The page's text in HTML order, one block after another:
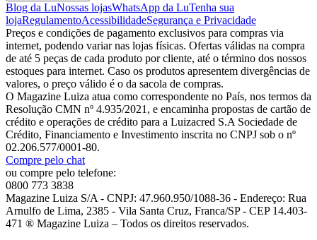
Blog da LuNossas lojasWhatsApp da LuTenha sua
lojaRegulamentoAcessibilidadeSegurança e Privacidade
Preços e condições de pagamento exclusivos para compras via
internet, podendo variar nas lojas físicas. Ofertas válidas na compra
de até 5 peças de cada produto por cliente, até o término dos nossos
estoques para internet. Caso os produtos apresentem divergências de
valores, o preço válido é o da sacola de compras.
O Magazine Luiza atua como correspondente no País, nos termos da
Resolução CMN nº 4.935/2021, e encaminha propostas de cartão de
crédito e operações de crédito para a Luizacred S.A Sociedade de
Crédito, Financiamento e Investimento inscrita no CNPJ sob o nº
02.206.577/0001-80.
Compre pelo chat
ou compre pelo telefone:
0800 773 3838
Magazine Luiza S/A - CNPJ: 47.960.950/1088-36 - Endereço: Rua
Arnulfo de Lima, 2385 - Vila Santa Cruz, Franca/SP - CEP 14.403-
471 ® Magazine Luiza – Todos os direitos reservados.